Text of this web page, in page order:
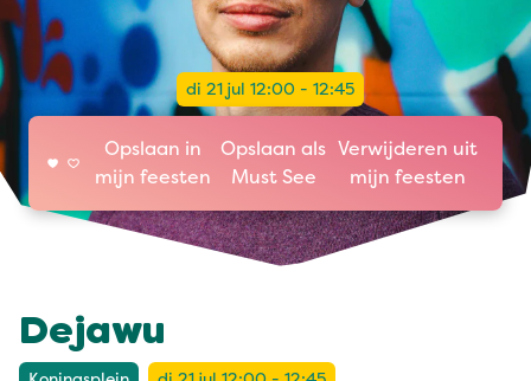
di 21 jul 12:00 - 12:45
Opslaan in
mijn feesten
Opslaan als
Must See
Verwijderen uit
mijn feesten
Dejawu